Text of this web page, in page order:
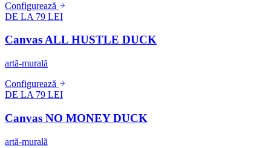
Configurează
DE LA 79 LEI
Canvas ALL HUSTLE DUCK
artă-murală
Configurează
DE LA 79 LEI
Canvas NO MONEY DUCK
artă-murală